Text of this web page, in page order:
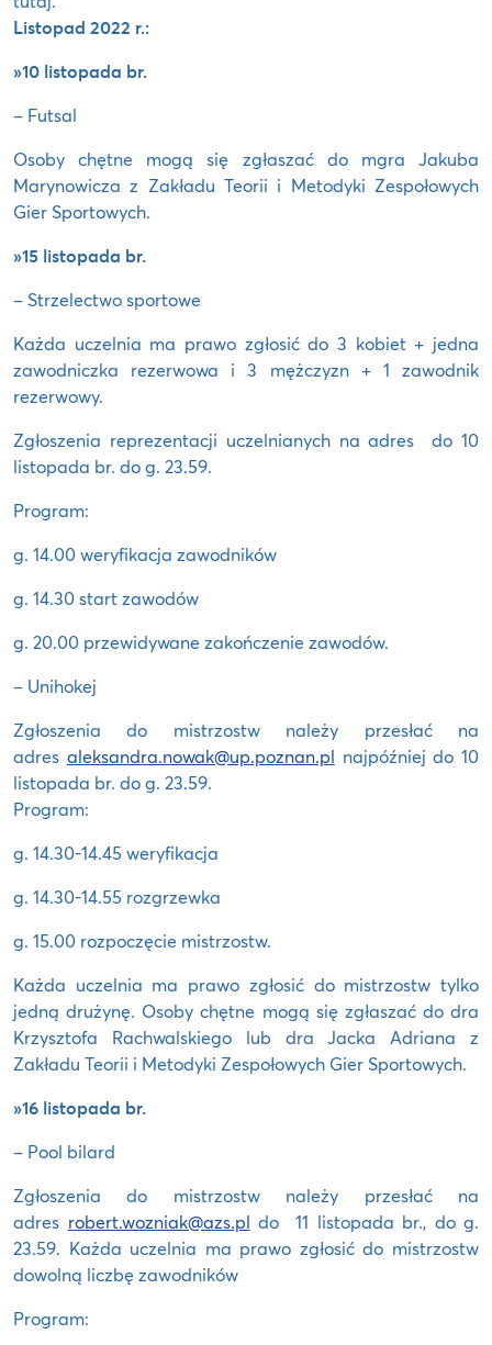
Listopad 2022 r.:
»10 listopada br.
– Futsal
Osoby chętne mogą się zgłaszać do mgra Jakuba
Marynowicza z Zakładu Teorii i Metodyki Zespołowych
Gier Sportowych.
»15 listopada br.
– Strzelectwo sportowe
Każda uczelnia ma prawo zgłosić do 3 kobiet + jedna
zawodniczka rezerwowa i 3 mężczyzn + 1 zawodnik
rezerwowy.
Zgłoszenia reprezentacji uczelnianych na adres
do 10
listopada br. do g. 23.59.
Program:
g. 14.00 weryfikacja zawodników
g. 14.30 start zawodów
g. 20.00 przewidywane zakończenie zawodów.
– Unihokej
Zgłoszenia do mistrzostw należy przesłać na
adres aleksandra.nowak@up.poznan.pl najpóźniej do 10
listopada br. do g. 23.59.
Program:
g. 14.30-14.45 weryfikacja
g. 14.30-14.55 rozgrzewka
g. 15.00 rozpoczęcie mistrzostw.
Każda uczelnia ma prawo zgłosić do mistrzostw tylko
jedną drużynę. Osoby chętne mogą się zgłaszać do dra
Krzysztofa Rachwalskiego lub dra Jacka Adriana z
Zakładu Teorii i Metodyki Zespołowych Gier Sportowych.
»16 listopada br.
– Pool bilard
Zgłoszenia do mistrzostw należy przesłać na
adres robert.wozniak@azs.pl do 11 listopada br., do g.
23.59. Każda uczelnia ma prawo zgłosić do mistrzostw
dowolną liczbę zawodników
Program: